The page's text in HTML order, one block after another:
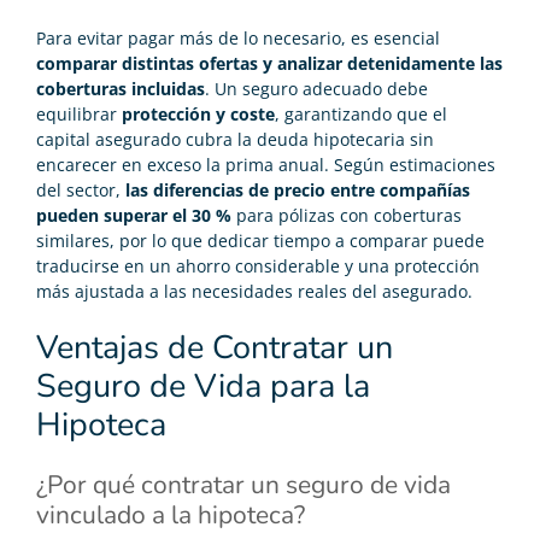
Para evitar pagar más de lo necesario, es esencial
comparar distintas ofertas y analizar detenidamente las
coberturas incluidas. Un seguro adecuado debe
equilibrar protección y coste, garantizando que el
capital asegurado cubra la deuda hipotecaria sin
encarecer en exceso la prima anual. Según estimaciones
del sector, las diferencias de precio entre compañías
pueden superar el 30 % para pólizas con coberturas
similares, por lo que dedicar tiempo a comparar puede
traducirse en un ahorro considerable y una protección
más ajustada a las necesidades reales del asegurado.
Ventajas de Contratar un
Seguro de Vida para la
Hipoteca
¿Por qué contratar un seguro de vida
vinculado a la hipoteca?